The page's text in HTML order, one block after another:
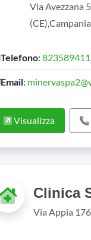
Via Avezzana
(CE),Campania
Telefono: 823589411
Email:
Visualizza
Clinica
Via Appia